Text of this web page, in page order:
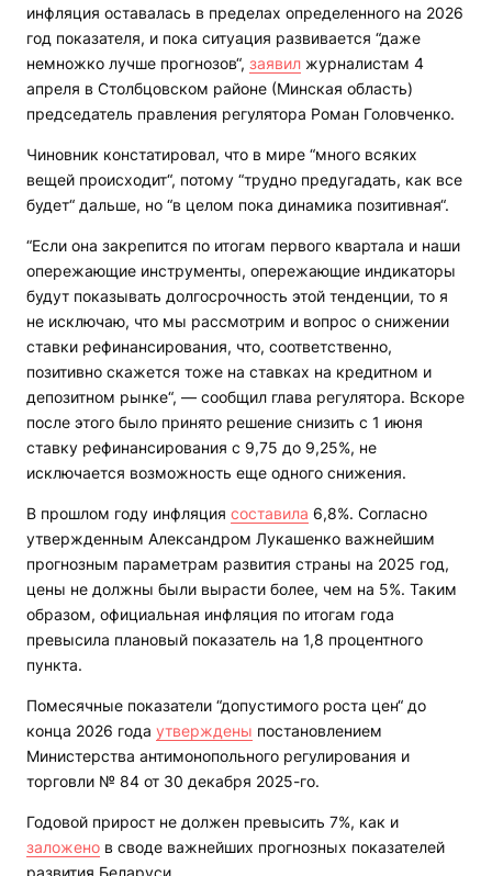
инфляция оставалась в пределах определенного на 2026
год показателя, и пока ситуация развивается “даже
немножко лучше прогнозов“, заявил журналистам 4
апреля в Столбцовском районе (Минская область)
председатель правления регулятора Роман Головченко.
Чиновник констатировал, что в мире “много всяких
вещей происходит“, потому “трудно предугадать, как все
будет“ дальше, но “в целом пока динамика позитивная“.
“Если она закрепится по итогам первого квартала и наши
опережающие инструменты, опережающие индикаторы
будут показывать долгосрочность этой тенденции, то я
не исключаю, что мы рассмотрим и вопрос о снижении
ставки рефинансирования, что, соответственно,
позитивно скажется тоже на ставках на кредитном и
депозитном рынке“, — сообщил глава регулятора. Вскоре
после этого было принято решение снизить с 1 июня
ставку рефинансирования с 9,75 до 9,25%, не
исключается возможность еще одного снижения.
В прошлом году инфляция составила 6,8%. Согласно
утвержденным Александром Лукашенко важнейшим
прогнозным параметрам развития страны на 2025 год,
цены не должны были вырасти более, чем на 5%. Таким
образом, официальная инфляция по итогам года
превысила плановый показатель на 1,8 процентного
пункта.
Помесячные показатели “допустимого роста цен“ до
конца 2026 года утверждены постановлением
Министерства антимонопольного регулирования и
торговли № 84 от 30 декабря 2025-го.
Годовой прирост не должен превысить 7%, как и
заложено в своде важнейших прогнозных показателей
развития Беларуси.